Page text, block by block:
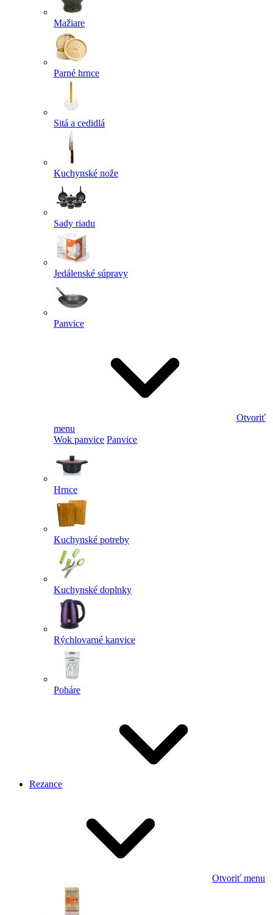
Mažiare
Parné hrnce
Sitá a cedidlá
Kuchynské nože
Sady riadu
Jedálenské súpravy
Panvice
Otvoriť
menu
Wok panvice Panvice
Hrnce
Kuchynské potreby
Kuchynské doplnky
Rýchlovarné kanvice
Poháre
Rezance
Otvoriť menu